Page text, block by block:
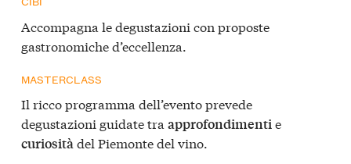
Accompagna le degustazioni con proposte
gastronomiche d’eccellenza.
MASTERCLASS
Il ricco programma dell’evento prevede
degustazioni guidate tra approfondimentie
curiositàdel Piemonte del vino.